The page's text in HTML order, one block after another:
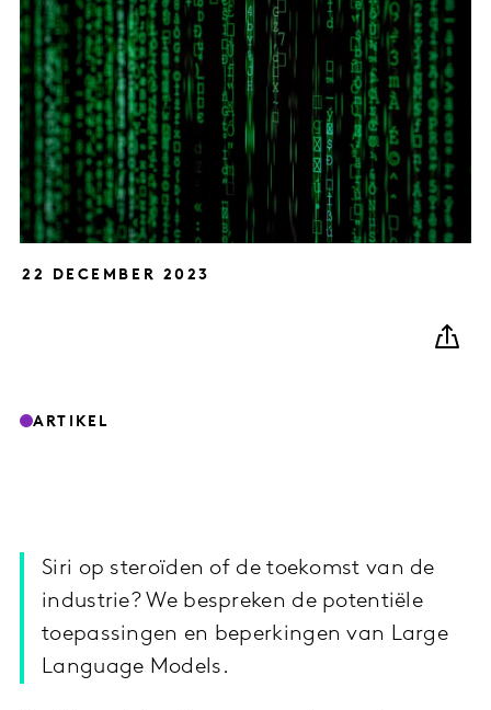
22 DECEMBER 2023
ARTIKEL
Siri op steroïden of de toekomst van de
industrie? We bespreken de potentiële
toepassingen en beperkingen van Large
Language Models.